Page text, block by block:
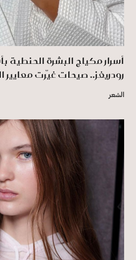
أسرار مكياج البشرة الحنطية
رودريغز.. صيحات غيّرت معايير
الشعر